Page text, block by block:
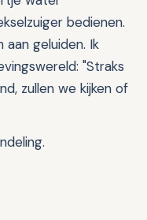
bedienen.
aan geluiden. Ik
"Straks
zullen we kijken of